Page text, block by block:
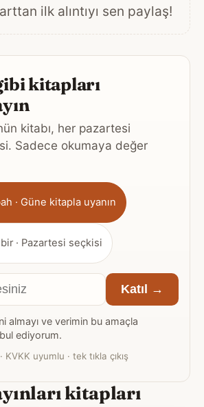
ilk alıntıyı sen paylaş!
kitapları
kitabı, her pazartesi
Sadece okumaya değer
· Güne kitapla uyanın
· Pazartesi seçkisi
Katıl →
almayı ve verimin bu amaçla
ediyorum.
KVKK uyumlu · tek tıkla çıkış
kitapları